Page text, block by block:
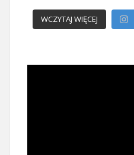
WCZYTAJ WIĘCEJ